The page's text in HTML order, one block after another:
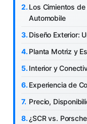
Los Cimientos
Automobile
Diseño Exterior:
Planta Motriz y
Interior y
Experiencia de
Precio,
¿SCR vs.